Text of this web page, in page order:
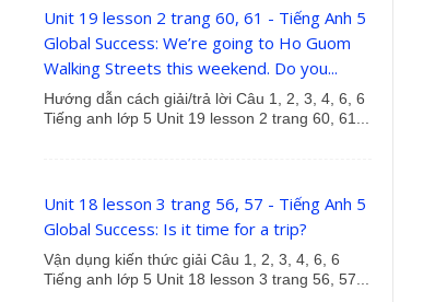
Unit 19 lesson 2 trang 60, 61 - Tiếng Anh 5
Global Success: We’re going to Ho Guom
Walking Streets this weekend. Do you...
Hướng dẫn cách giải/trả lời Câu 1, 2, 3, 4, 6, 6
Tiếng anh lớp 5 Unit 19 lesson 2 trang 60, 61...
Unit 18 lesson 3 trang 56, 57 - Tiếng Anh 5
Global Success: Is it time for a trip?
Vận dụng kiến thức giải Câu 1, 2, 3, 4, 6, 6
Tiếng anh lớp 5 Unit 18 lesson 3 trang 56, 57...